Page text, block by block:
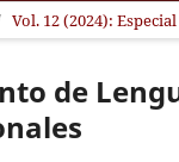
Vol. 12 (2024):
de